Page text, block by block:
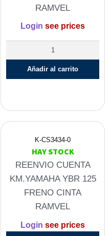
RAMVEL
Login see prices
Añadir al carrito
K-CS3434-0
HAY STOCK
REENVIO CUENTA
KM.YAMAHA YBR 125
FRENO CINTA
RAMVEL
Login see prices